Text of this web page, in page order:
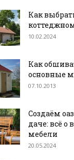
Как
10.02.2024
Как
основные
07.10.2013
Создаём
даче: всё о
мебели
20.05.2024